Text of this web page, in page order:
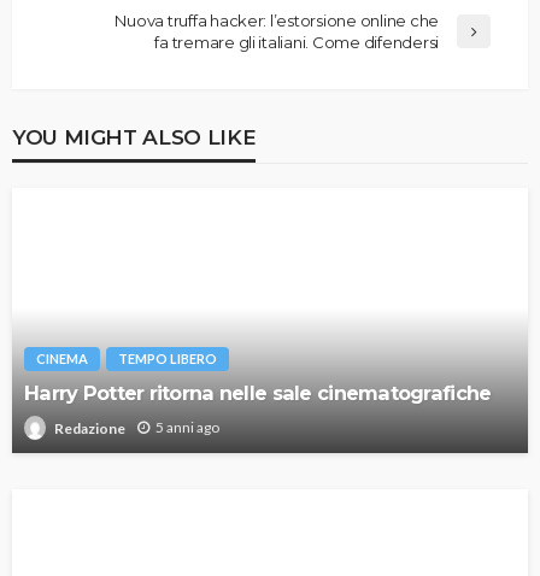
Nuova truffa hacker: l’estorsione online che
fa tremare gli italiani. Come difendersi
YOU MIGHT ALSO LIKE
CINEMA TEMPO LIBERO
Harry Potter ritorna nelle sale cinematografiche
Redazione 5 anni ago